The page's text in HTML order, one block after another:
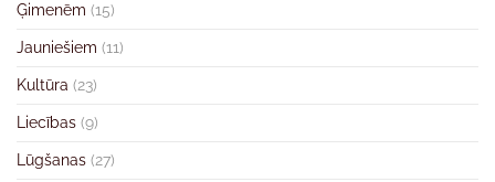
Ģimenēm (15)
Jauniešiem (11)
Kultūra (23)
Liecības (9)
Lūgšanas (27)